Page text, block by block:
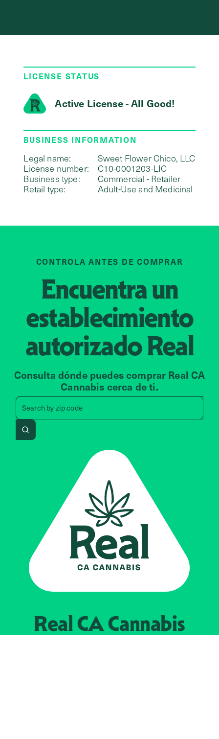
LICENSE STATUS
Active License - All Good!
BUSINESS INFORMATION
Legal name:
Sweet Flower Chico, LLC
License number:
C10-0001203-LIC
Business type:
Commercial - Retailer
Retail type:
Adult-Use and Medicinal
CONTROLA ANTES DE COMPRAR
Encuentra un
establecimiento
autorizadoReal
Consulta dónde puedes comprar Real CA
Cannabis cerca de ti.
Search byzip code
Search by zip code, address,
Search
Real CACannabis